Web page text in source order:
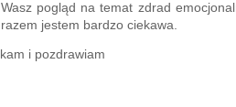
pogląd na temat zdrad
jestem bardzo ciekawa.
i pozdrawiam